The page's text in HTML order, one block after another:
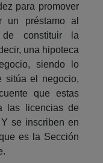
para promover
un préstamo al
constituir la
una hipoteca
siendo lo
sitúa el negocio,
que estas
las licencias de
se inscriben en
es la Sección